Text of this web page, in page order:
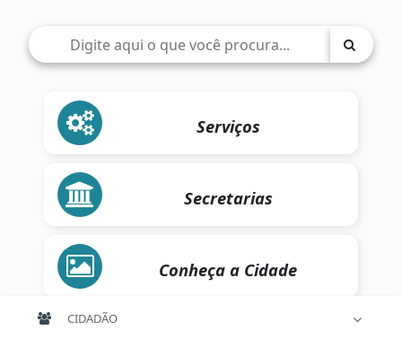
Serviços
Secretarias
Conheça a Cidade
CIDADÃO